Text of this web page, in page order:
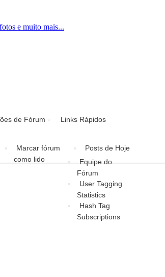
de Fórum
Marcar fórum
como lido
Links Rápidos
Posts de Hoje
Equipe do
Fórum
User Tagging
Statistics
Hash Tag
Subscriptions